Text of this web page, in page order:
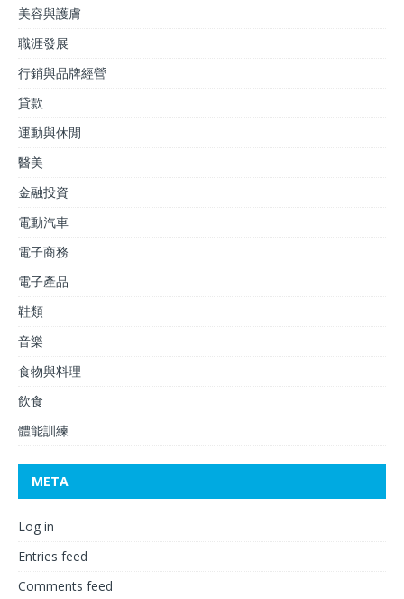
美容與護膚
職涯發展
行銷與品牌經營
貸款
運動與休閒
醫美
金融投資
電動汽車
電子商務
電子產品
鞋類
音樂
食物與料理
飲食
體能訓練
META
Log in
Entries feed
Comments feed